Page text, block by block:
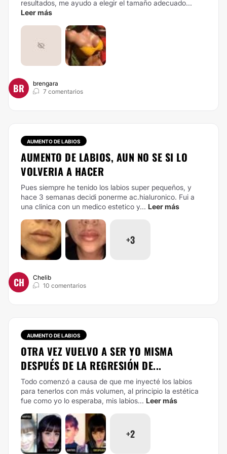
resultados, me ayudo a elegir el tamaño adecuado...
Leer más
BR
brengara
7 comentarios
AUMENTO DE LABIOS
AUMENTO DE LABIOS, AUN NO SE SI LO
VOLVERIA A HACER
Pues siempre he tenido los labios super pequeños, y
hace 3 semanas decidi ponerme ac.hialuronico. Fui a
una clinica con un medico estetico y... Leer más
+3
CH
Chelib
10 comentarios
AUMENTO DE LABIOS
OTRA VEZ VUELVO A SER YO MISMA
DESPUÉS DE LA REGRESIÓN DE...
Todo comenzó a causa de que me inyecté los labios
para tenerlos con más volumen, al principio la estética
fue como yo lo esperaba, mis labios... Leer más
+2